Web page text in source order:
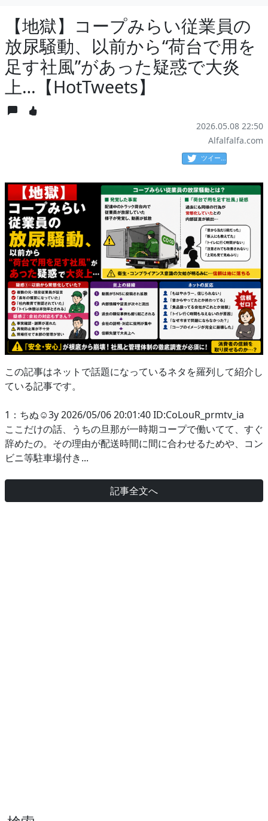
【地獄】コープみらい従業員の
放尿騒動、以前から“荷台で用を
足す社風”があった疑惑で大炎
上…【HotTweets】
2026.05.08 22:50
Alfalfalfa.com
ツイート
この記事はネットで話題になっているネタを羅列して紹介し
ている記事です。
1：ちぬ☺︎3y 2026/05/06 20:01:40 ID:CoLouR_prmtv_ia
ここだけの話、うちの旦那が一時期コープで働いてて、すぐ
辞めたの。その理由が配送時間に間に合わせるためや、コン
ビニ等駐車場付き...
記事全文へ